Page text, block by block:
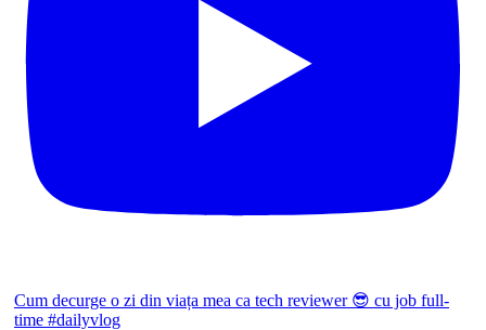
Cum decurge o zi din viața mea ca tech reviewer 😎 cu job full-
time #dailyvlog